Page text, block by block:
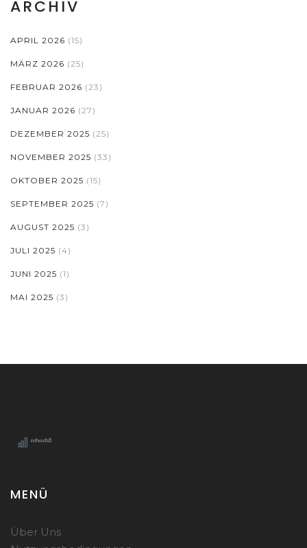
ARCHIV
APRIL 2026 (15)
MÄRZ 2026 (25)
FEBRUAR 2026 (23)
JANUAR 2026 (27)
DEZEMBER 2025 (25)
NOVEMBER 2025 (33)
OKTOBER 2025 (15)
SEPTEMBER 2025 (7)
AUGUST 2025 (3)
JULI 2025 (4)
JUNI 2025 (1)
MAI 2025 (3)
MENÜ
Über Uns